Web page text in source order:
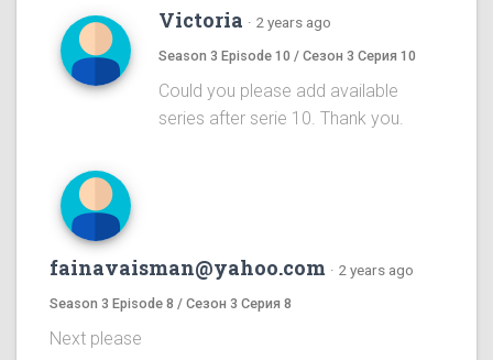
Victoria · 2 years ago
Season 3 Episode 10 / Сезон 3 Серия 10
Could you please add available
series after serie 10. Thank you.
fainavaisman@yahoo.com · 2 years ago
Season 3 Episode 8 / Сезон 3 Серия 8
Next please